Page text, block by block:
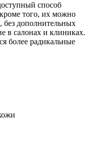
способ
того, их можно
без дополнительных
в салонах и клиниках.
более радикальные